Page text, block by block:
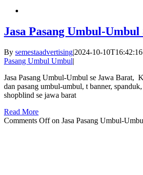
Jasa Pasang Umbul-
By semestaadvertising|2024-10-
Pasang Umbul Umbul|
Jasa Pasang Umbul-Umbul se Jawa Barat,
dan pasang umbul-umbul, t banner,
shopblind se jawa barat
Read More
Comments Offon Jasa Pasang Umbul-